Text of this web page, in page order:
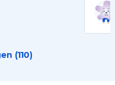
(110)